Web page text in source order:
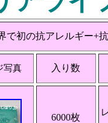
初の抗アレルギー+
写真 入り数
6000枚